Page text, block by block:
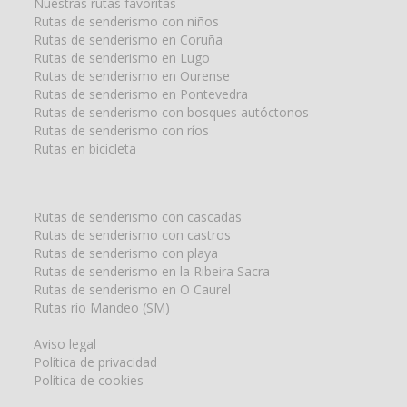
Nuestras rutas favoritas
Rutas de senderismo con niños
Rutas de senderismo en Coruña
Rutas de senderismo en Lugo
Rutas de senderismo en Ourense
Rutas de senderismo en Pontevedra
Rutas de senderismo con bosques autóctonos
Rutas de senderismo con ríos
Rutas en bicicleta
Rutas de senderismo con cascadas
Rutas de senderismo con castros
Rutas de senderismo con playa
Rutas de senderismo en la Ribeira Sacra
Rutas de senderismo en O Caurel
Rutas río Mandeo (SM)
Aviso legal
Política de privacidad
Política de cookies